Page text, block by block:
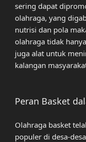
sering dapat
olahraga, yang
nutrisi dan pola
olahraga tidak
juga alat untuk
kalangan
Peran Basket
Olahraga basket
populer di desa-